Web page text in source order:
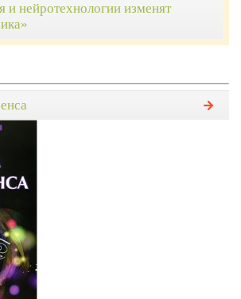
и нейротехнологии изменят